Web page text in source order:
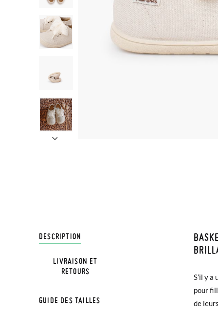
DESCRIPTION
S’il y
pour
de
LIVRAISON ET
RETOURS
3,95 €
avant
GUIDE DES TAILLES